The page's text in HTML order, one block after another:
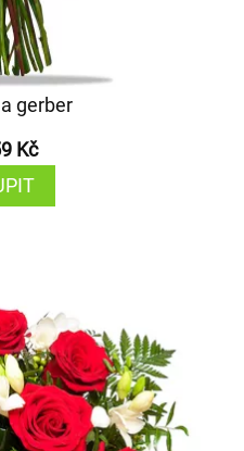
gerber
Kč